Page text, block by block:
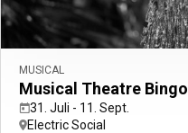
MUSICAL
Musical Theatre Bingo
31. Juli - 11. Sept.
Electric Social